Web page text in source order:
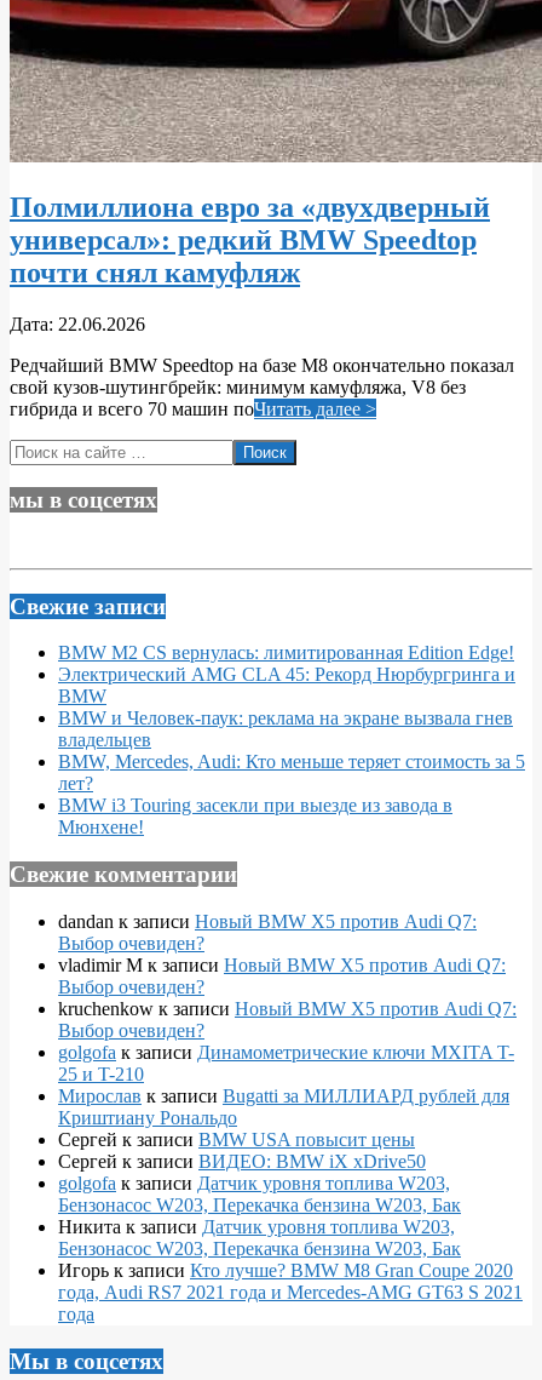
Полмиллиона евро за «двухдверный
универсал»: редкий BMW Speedtop
почти снял камуфляж
2026-
22
Дата: 22.06.2026
Редчайший BMW Speedtop на базе M8 окончательно показал
свой кузов‑шутингбрейк: минимум камуфляжа, V8 без
гибрида и всего 70 машин поЧитать далее >
Поиск
мы в соцсетях
Свежие записи
BMW M2 CS вернулась: лимитированная Edition Edge!
Электрический AMG CLA 45: Рекорд Нюрбургринга и
BMW
BMW и Человек-паук: реклама на экране вызвала гнев
владельцев
BMW, Mercedes, Audi: Кто меньше теряет стоимость за 5
лет?
BMW i3 Touring засекли при выезде из завода в
Мюнхене!
Свежие комментарии
dandan к записи Новый BMW X5 против Audi Q7:
Выбор очевиден?
vladimir M к записи Новый BMW X5 против Audi Q7:
Выбор очевиден?
kruchenkow к записи Новый BMW X5 против Audi Q7:
Выбор очевиден?
golgofa к записи Динамометрические ключи MXITA T-
25 и T-210
Мирослав к записи Bugatti за МИЛЛИАРД рублей для
Криштиану Рональдо
Сергей к записи BMW USA повысит цены
Сергей к записи ВИДЕО: BMW iX xDrive50
golgofa к записи Датчик уровня топлива W203,
Бензонасос W203, Перекачка бензина W203, Бак
Никита к записи Датчик уровня топлива W203,
Бензонасос W203, Перекачка бензина W203, Бак
Игорь к записи Кто лучше? BMW M8 Gran Coupe 2020
года, Audi RS7 2021 года и Mercedes-AMG GT63 S 2021
года
Мы в соцсетях